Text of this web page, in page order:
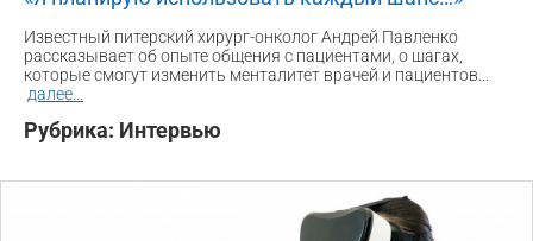
Известный питерский хирург-онколог Андрей Павленко
рассказывает об опыте общения с пациентами, о шагах,
которые смогут изменить менталитет врачей и пациентов...
далее...
Рубрика: Интервью